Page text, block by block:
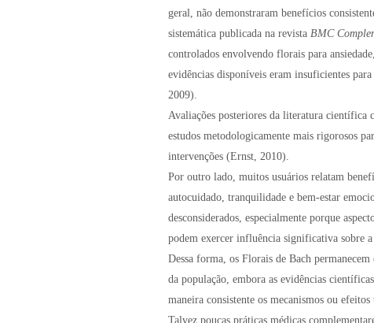
geral, não demonstraram benefícios
sistemática publicada na revista BMC
controlados envolvendo florais para
evidências disponíveis eram insuficientes
2009).
Avaliações posteriores da literatura científica
estudos metodologicamente mais rigorosos
intervenções (Ernst, 2010).
Por outro lado, muitos usuários relatam
autocuidado, tranquilidade e bem-estar
desconsiderados, especialmente porque
podem exercer influência significativa sobre a
Dessa forma, os Florais de Bach
da população, embora as evidências
maneira consistente os mecanismos ou
Talvez poucas práticas médicas